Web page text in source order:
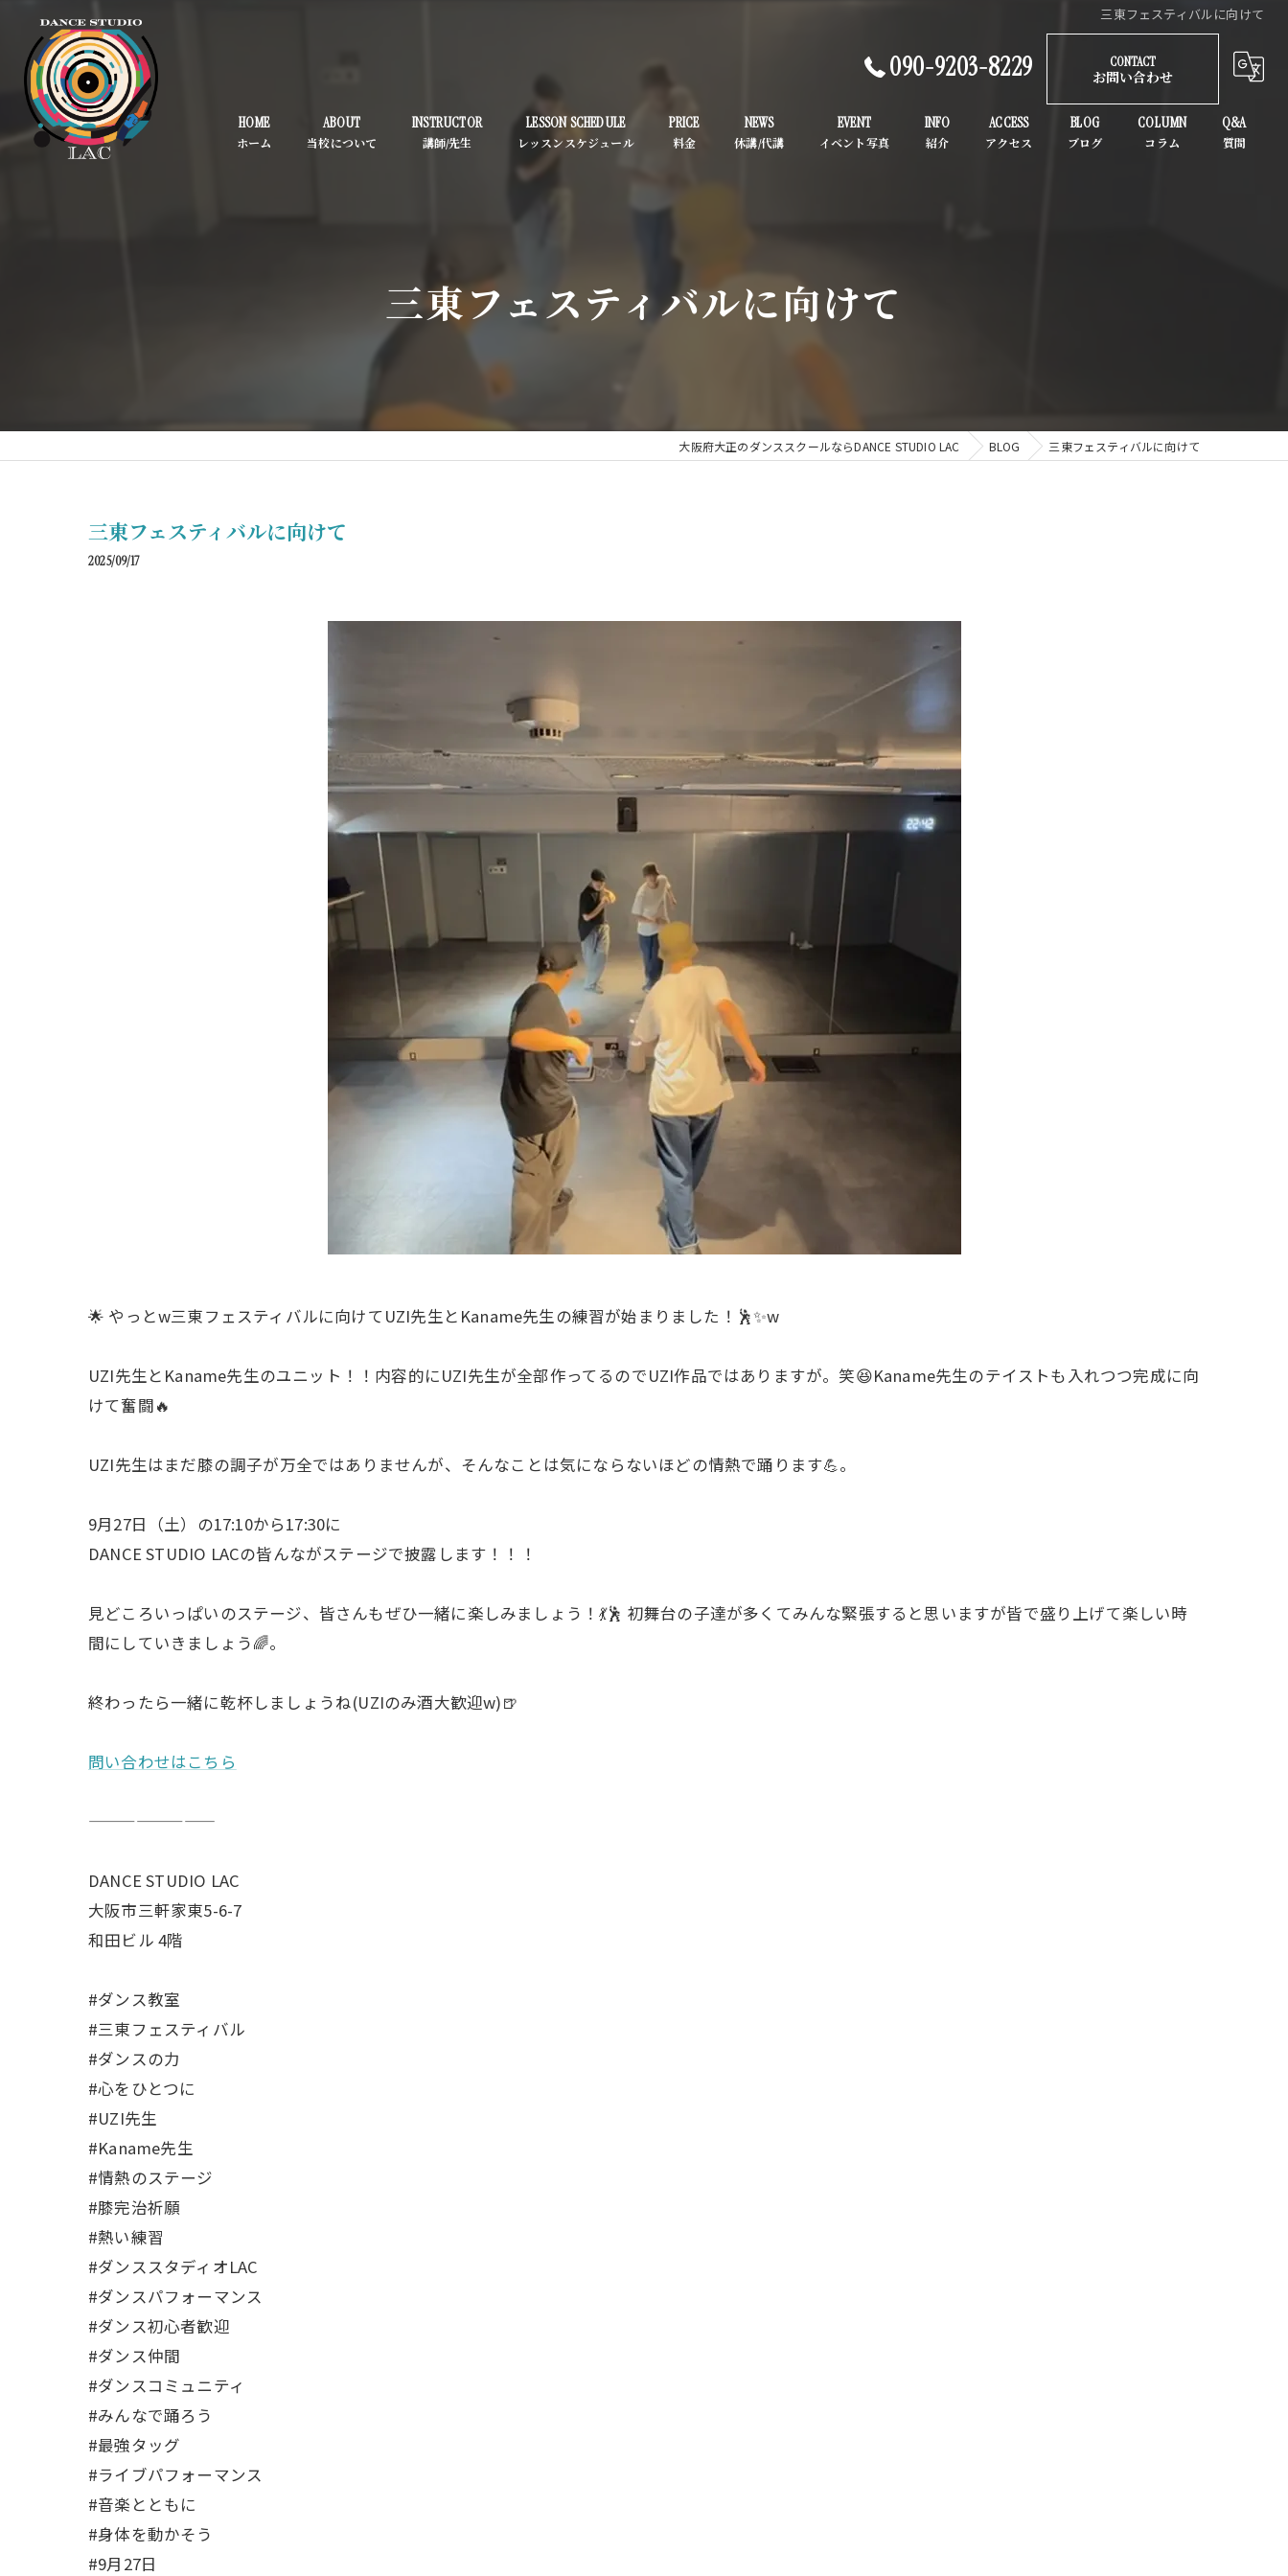
三東フェスティバルに向けて
090-9203-8229
CONTACT
お問い合わせ
HOME ABOUT INSTRUCTOR LESSON SCHEDULE PRICE NEWS EVENT INFO ACCESS BLOG COLUMN Q&A
三東フェスティバルに向けて
大阪府大正のダンススクールならDANCE STUDIO LAC BLOG 三東フェスティバルに向けて
三東フェスティバルに向けて
2025/09/17
🌟 やっとw三東フェスティバルに向けてUZI先生とKaname先生の練習が始まりました！🕺✨w
UZI先生とKaname先生のユニット！！内容的にUZI先生が全部作ってるのでUZI作品ではありますが。笑😆Kaname先生のテイストも入れつつ完成に向
けて奮闘🔥
UZI先生はまだ膝の調子が万全ではありませんが、そんなことは気にならないほどの情熱で踊ります💪。
9月27日（土）の17:10から17:30に
DANCE STUDIO LACの皆んながステージで披露します！！！
見どころいっぱいのステージ、皆さんもぜひ一緒に楽しみましょう！💃🕺 初舞台の子達が多くてみんな緊張すると思いますが皆で盛り上げて楽しい時
間にしていきましょう🌈。
終わったら一緒に乾杯しましょうね(UZIのみ酒大歓迎w)🍺
問い合わせはこちら
————————
DANCE STUDIO LAC
大阪市三軒家東5-6-7
和田ビル 4階
#ダンス教室
#三東フェスティバル
#ダンスの力
#心をひとつに
#UZI先生
#Kaname先生
#情熱のステージ
#膝完治祈願
#熱い練習
#ダンススタディオLAC
#ダンスパフォーマンス
#ダンス初心者歓迎
#ダンス仲間
#ダンスコミュニティ
#みんなで踊ろう
#最強タッグ
#ライブパフォーマンス
#音楽とともに
#身体を動かそう
#9月27日